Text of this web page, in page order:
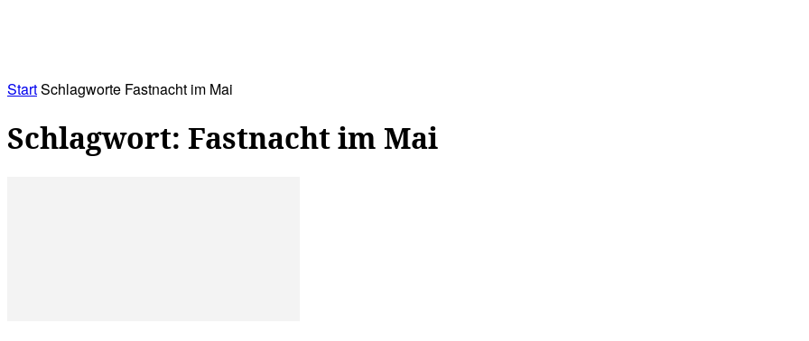
StartSchlagworte Fastnacht im Mai
Schlagwort: Fastnacht im Mai